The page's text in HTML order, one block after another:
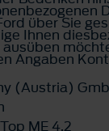
über Sie
Ihnen
Angaben
(Austria)
ME 4.2